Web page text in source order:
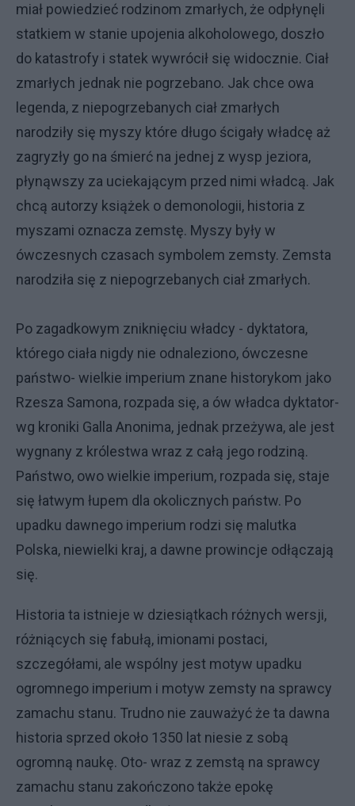
miał powiedzieć rodzinom zmarłych, że odpłynęli
statkiem w stanie upojenia alkoholowego, doszło
do katastrofy i statek wywrócił się widocznie. Ciał
zmarłych jednak nie pogrzebano. Jak chce owa
legenda, z niepogrzebanych ciał zmarłych
narodziły się myszy które długo ścigały władcę aż
zagryzły go na śmierć na jednej z wysp jeziora,
płynąwszy za uciekającym przed nimi władcą. Jak
chcą autorzy książek o demonologii, historia z
myszami oznacza zemstę. Myszy były w
ówczesnych czasach symbolem zemsty. Zemsta
narodziła się z niepogrzebanych ciał zmarłych.
Po zagadkowym zniknięciu władcy - dyktatora,
którego ciała nigdy nie odnaleziono, ówczesne
państwo- wielkie imperium znane historykom jako
Rzesza Samona, rozpada się, a ów władca dyktator-
wg kroniki Galla Anonima, jednak przeżywa, ale jest
wygnany z królestwa wraz z całą jego rodziną.
Państwo, owo wielkie imperium, rozpada się, staje
się łatwym łupem dla okolicznych państw. Po
upadku dawnego imperium rodzi się malutka
Polska, niewielki kraj, a dawne prowincje odłączają
się.
Historia ta istnieje w dziesiątkach różnych wersji,
różniących się fabułą, imionami postaci,
szczegółami, ale wspólny jest motyw upadku
ogromnego imperium i motyw zemsty na sprawcy
zamachu stanu. Trudno nie zauważyć że ta dawna
historia sprzed około 1350 lat niesie z sobą
ogromną naukę. Oto- wraz z zemstą na sprawcy
zamachu stanu zakończono także epokę